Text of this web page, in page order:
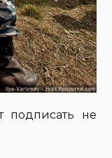
подписать не